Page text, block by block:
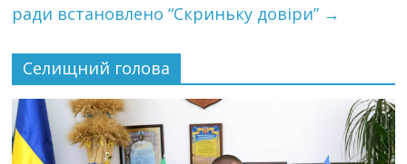
ради встановлено “Скриньку довіри” →
Селищний голова